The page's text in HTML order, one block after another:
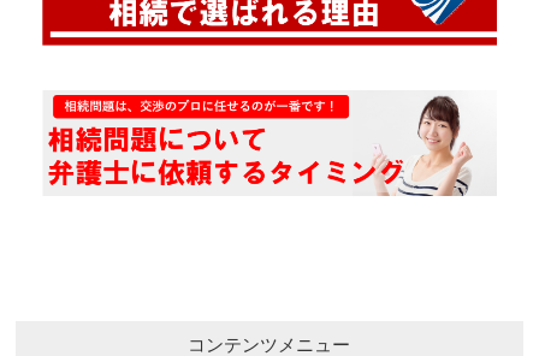
コンテンツメニュー